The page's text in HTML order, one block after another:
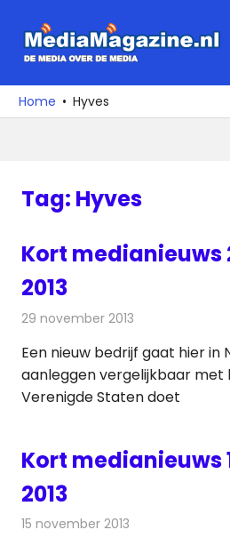
naar
media
over
Home Hyves
Tag: Hyves
Kort medianieuws
2013
29 november 2013
Een nieuw bedrijf gaat hier in
aanleggen vergelijkbaar met
Verenigde Staten doet
Kort medianieuws
2013
15 november 2013